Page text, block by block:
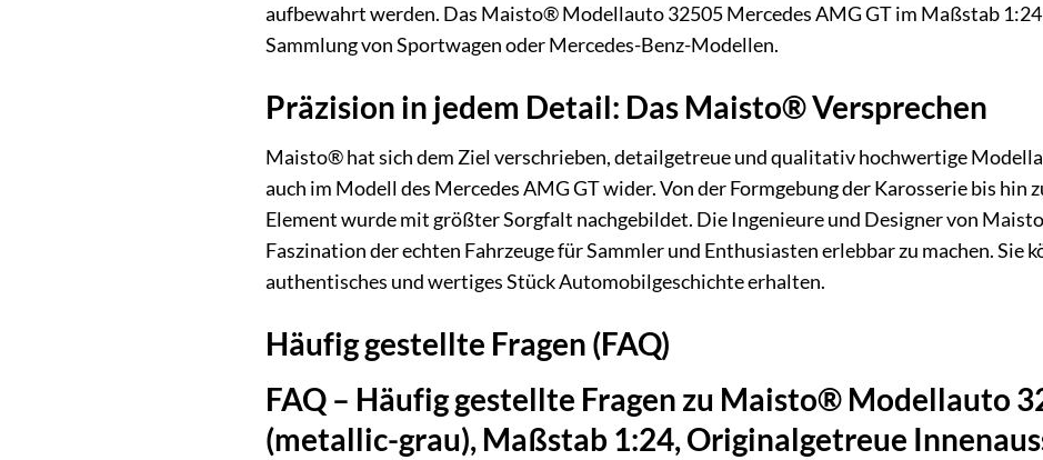
aufbewahrt werden. Das Maisto® Modellauto 32505 Mercedes AMG GT im Maßstab
Sammlung von Sportwagen oder Mercedes-Benz-Modellen.
Präzision in jedem Detail: Das Maisto® Versprechen
Maisto® hat sich dem Ziel verschrieben, detailgetreue und qualitativ hochwertige
auch im Modell des Mercedes AMG GT wider. Von der Formgebung der Karosserie bis hin
Element wurde mit größter Sorgfalt nachgebildet. Die Ingenieure und Designer von
Faszination der echten Fahrzeuge für Sammler und Enthusiasten erlebbar zu machen. Sie
authentisches und wertiges Stück Automobilgeschichte erhalten.
Häufig gestellte Fragen (FAQ)
FAQ – Häufig gestellte Fragen zu Maisto® Modellauto
(metallic-grau), Maßstab 1:24, Originalgetreue